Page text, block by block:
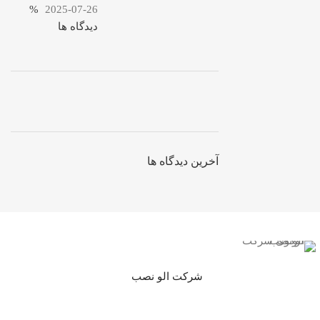
2025-07-26
%
دیدگاه ها
آخرین دیدگاه ها
شرکت الو نصب